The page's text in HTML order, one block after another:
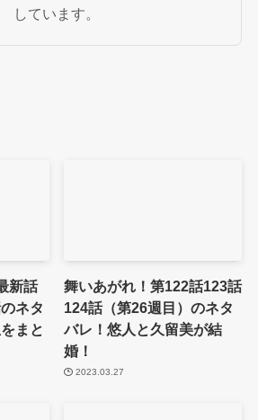
しています。
新話
ネタ
まと
舞いあがれ！第122話123話
124話（第26週目）のネタ
バレ！悠人と久留美が結
婚！
2023.03.27